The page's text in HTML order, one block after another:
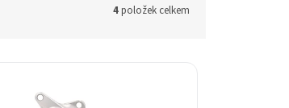
4položek celkem